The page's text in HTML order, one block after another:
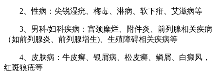
2、性病：尖锐湿疣、梅毒、淋病、软下疳、艾滋病等
3、男科/妇科疾病：宫颈糜烂、附件炎、前列腺相关疾病
（如前列腺炎、前列腺增生)、生殖障碍相关疾病等
4、皮肤病：牛皮癣、银屑病、松皮癣、鳞屑、白癜风，
红斑狼疮等